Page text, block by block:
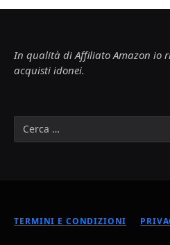
In qualità di Affiliato Amazon io
acquisti idonei.
TERMINI E CONDIZIONI